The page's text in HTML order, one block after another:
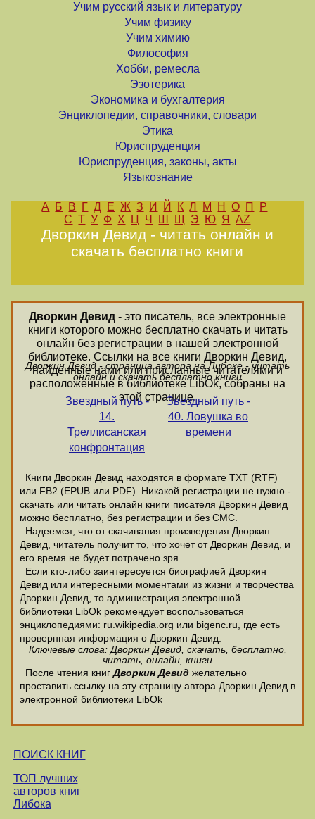
Учим русский язык и литературу
Учим физику
Учим химию
Философия
Хобби, ремесла
Эзотерика
Экономика и бухгалтерия
Энциклопедии, справочники, словари
Этика
Юриспруденция
Юриспруденция, законы, акты
Языкознание
А Б В Г Д Е Ж З И Й К Л М Н О П
Р
С Т У Ф Х Ц Ч Ш Щ Э Ю Я AZ
Дворкин Девид - читать онлайн и
скачать бесплатно книги
Дворкин Девид - это писатель, все электронные
книги которого можно бесплатно скачать и читать
онлайн без регистрации в нашей электронной
библиотеке. Ссылки на все книги Дворкин Девид,
найденные нами или присланные читателями и
расположенные в библиотеке LibOk, собраны на
этой странице.
Дворкин Девид - страница автора на Либоке - читать
онлайн и скачать бесплатно книги
Звездный путь -
14.
Треллисанская
конфронтация
Звездный путь -
40. Ловушка во
времени
Книги Дворкин Девид находятся в формате ТХТ (RTF)
или FB2 (EPUB или PDF). Никакой регистрации не нужно -
скачать или читать онлайн книги писателя Дворкин Девид
можно бесплатно, без регистрации и без СМС.
Надеемся, что от скачивания произведения Дворкин
Девид, читатель получит то, что хочет от Дворкин Девид, и
его время не будет потрачено зря.
Если кто-либо заинтересуется биографией Дворкин
Девид или интересными моментами из жизни и творчества
Дворкин Девид, то администрация электронной
библиотеки LibOk рекомендует воспользоваться
энциклопедиями: ru.wikipedia.org или bigenc.ru, где есть
провернная информация о Дворкин Девид.
Ключевые слова: Дворкин Девид, скачать, бесплатно,
читать, онлайн, книги
После чтения книгДворкин Девид желательно
проставить ссылку на эту страницу автора Дворкин Девид в
электронной библиотеки LibOk
ПОИСК КНИГ
ТОП лучших
авторов книг
Либока